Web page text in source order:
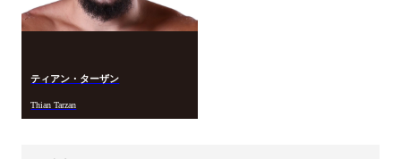
ティアン・ターザン
Thian Tarzan